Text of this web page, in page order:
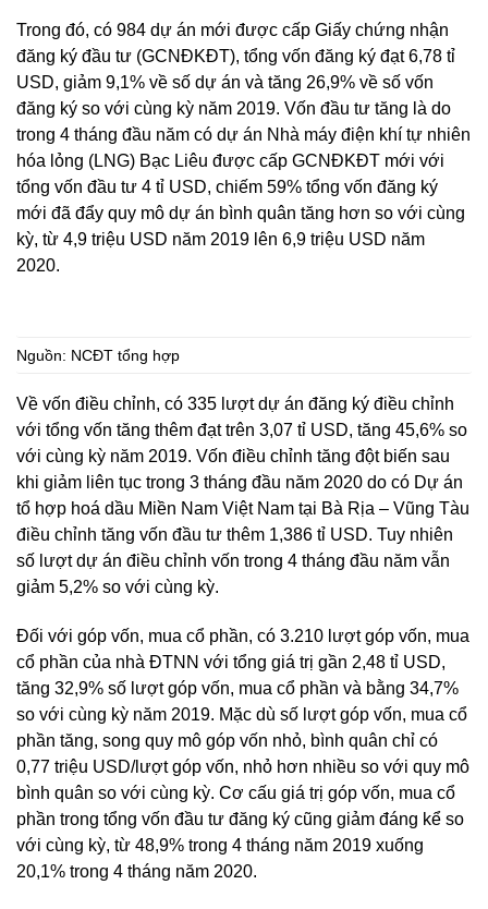
Trong đó, có 984 dự án mới được cấp Giấy chứng nhận
đăng ký đầu tư (GCNĐKĐT), tổng vốn đăng ký đạt 6,78 tỉ
USD, giảm 9,1% về số dự án và tăng 26,9% về số vốn
đăng ký so với cùng kỳ năm 2019. Vốn đầu tư tăng là do
trong 4 tháng đầu năm có dự án Nhà máy điện khí tự nhiên
hóa lỏng (LNG) Bạc Liêu được cấp GCNĐKĐT mới với
tổng vốn đầu tư 4 tỉ USD, chiếm 59% tổng vốn đăng ký
mới đã đẩy quy mô dự án bình quân tăng hơn so với cùng
kỳ, từ 4,9 triệu USD năm 2019 lên 6,9 triệu USD năm
2020.
Nguồn: NCĐT tổng hợp
Về vốn điều chỉnh, có 335 lượt dự án đăng ký điều chỉnh
với tổng vốn tăng thêm đạt trên 3,07 tỉ USD, tăng 45,6% so
với cùng kỳ năm 2019. Vốn điều chỉnh tăng đột biến sau
khi giảm liên tục trong 3 tháng đầu năm 2020 do có Dự án
tổ hợp hoá dầu Miền Nam Việt Nam tại Bà Rịa – Vũng Tàu
điều chỉnh tăng vốn đầu tư thêm 1,386 tỉ USD. Tuy nhiên
số lượt dự án điều chỉnh vốn trong 4 tháng đầu năm vẫn
giảm 5,2% so với cùng kỳ.
Đối với góp vốn, mua cổ phần, có 3.210 lượt góp vốn, mua
cổ phần của nhà ĐTNN với tổng giá trị gần 2,48 tỉ USD,
tăng 32,9% số lượt góp vốn, mua cổ phần và bằng 34,7%
so với cùng kỳ năm 2019. Mặc dù số lượt góp vốn, mua cổ
phần tăng, song quy mô góp vốn nhỏ, bình quân chỉ có
0,77 triệu USD/lượt góp vốn, nhỏ hơn nhiều so với quy mô
bình quân so với cùng kỳ. Cơ cấu giá trị góp vốn, mua cổ
phần trong tổng vốn đầu tư đăng ký cũng giảm đáng kể so
với cùng kỳ, từ 48,9% trong 4 tháng năm 2019 xuống
20,1% trong 4 tháng năm 2020.